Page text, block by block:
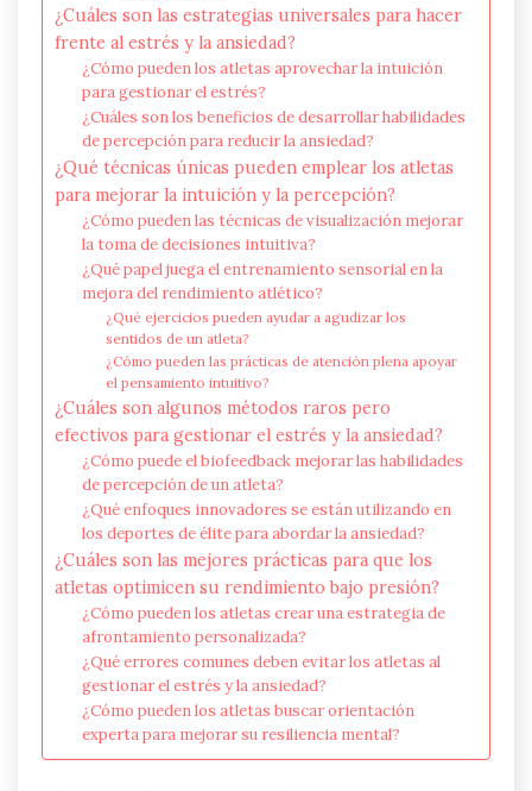
¿Cuáles son las estrategias universales para hacer
frente al estrés y la ansiedad?
¿Cómo pueden los atletas aprovechar la intuición
para gestionar el estrés?
¿Cuáles son los beneficios de desarrollar habilidades
de percepción para reducir la ansiedad?
¿Qué técnicas únicas pueden emplear los atletas
para mejorar la intuición y la percepción?
¿Cómo pueden las técnicas de visualización mejorar
la toma de decisiones intuitiva?
¿Qué papel juega el entrenamiento sensorial en la
mejora del rendimiento atlético?
¿Qué ejercicios pueden ayudar a agudizar los
sentidos de un atleta?
¿Cómo pueden las prácticas de atención plena apoyar
el pensamiento intuitivo?
¿Cuáles son algunos métodos raros pero
efectivos para gestionar el estrés y la ansiedad?
¿Cómo puede el biofeedback mejorar las habilidades
de percepción de un atleta?
¿Qué enfoques innovadores se están utilizando en
los deportes de élite para abordar la ansiedad?
¿Cuáles son las mejores prácticas para que los
atletas optimicen su rendimiento bajo presión?
¿Cómo pueden los atletas crear una estrategia de
afrontamiento personalizada?
¿Qué errores comunes deben evitar los atletas al
gestionar el estrés y la ansiedad?
¿Cómo pueden los atletas buscar orientación
experta para mejorar su resiliencia mental?